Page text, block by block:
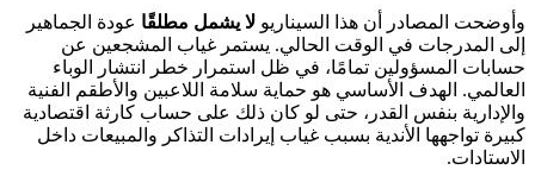
Mute
وأوضحت المصادر أن هذا السيناريو لا يشمل مطلقًا عودة الجماهير
إلى المدرجات في الوقت الحالي. يستمر غياب المشجعين عن
حسابات المسؤولين تمامًا، في ظل استمرار خطر انتشار الوباء
العالمي. الهدف الأساسي هو حماية سلامة اللاعبين والأطقم الفنية
والإدارية بنفس القدر، حتى لو كان ذلك على حساب كارثة اقتصادية
كبيرة تواجهها الأندية بسبب غياب إيرادات التذاكر والمبيعات داخل
الاستادات.